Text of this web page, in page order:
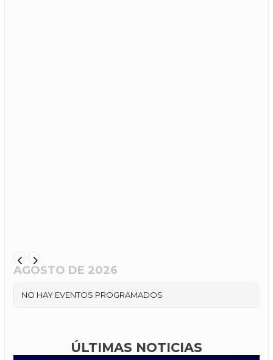
AGOSTO DE 2026
NO HAY EVENTOS PROGRAMADOS
ÚLTIMAS NOTICIAS